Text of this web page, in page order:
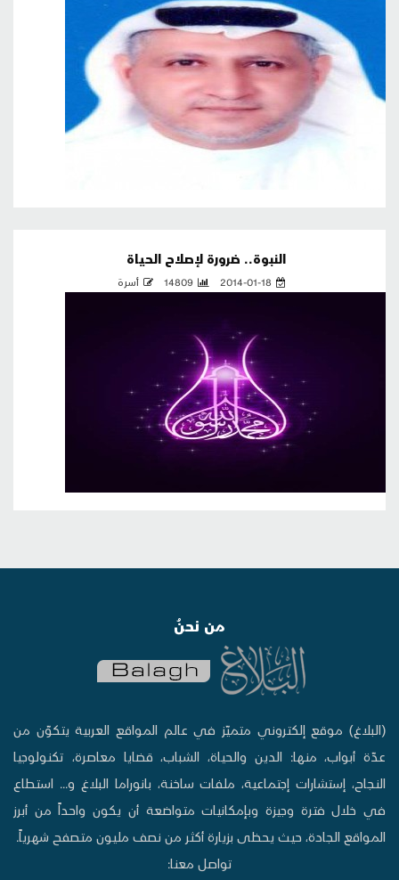
النبوة.. ضرورة لإصلاح الحياة
2014-01-18
14809 أسرة
من نحنُ
(البلاغ) موقع إلكتروني متميّز في عالم المواقع العربية يتكوّن من
عدّة أبواب، منها: الدين والحياة، الشباب، قضايا معاصرة، تكنولوجيا
النجاح، إستشارات إجتماعية، ملفات ساخنة، بانوراما البلاغ و... استطاع
في خلال فترة وجيزة وبإمكانيات متواضعة أن يكون واحداً من أبرز
المواقع الجادة، حيث يحظى بزيارة أكثر من نصف مليون متصفح شهرياً.
تواصل معنا: